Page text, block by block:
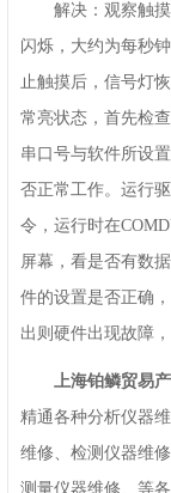
解决：观察触摸
闪烁，大约为每秒
止触摸后，信号灯
常亮状态，首先检
串口号与软件所设
否正常工作。运行
令，运行时在
屏幕，看是否有数
件的设置是否正确
出则硬件出现故障
上海铂鳞贸易
精通各种分析仪器
维修、检测仪器维
测量仪器维修、等